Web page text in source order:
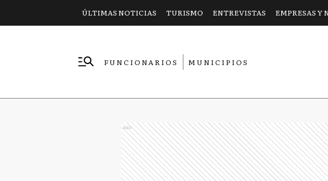
ÚLTIMAS NOTICIAS TURISMO ENTREVISTAS EMPRESAS Y
FUNCIONARIOS
MUNICIPIOS
Ads